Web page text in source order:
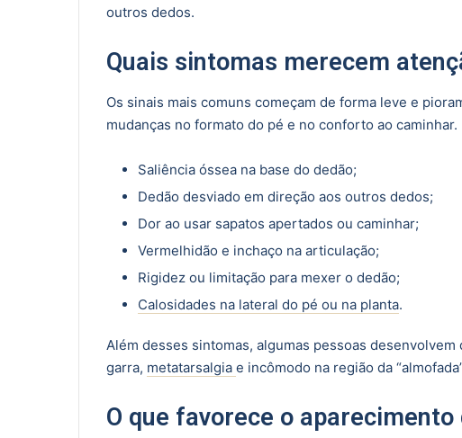
outros dedos.
Quais sintomas merecem
Os sinais mais comuns começam de forma leve e
mudanças no formato do pé e no conforto ao caminhar.
Saliência óssea na base do dedão;
Dedão desviado em direção aos outros dedos;
Dor ao usar sapatos apertados ou caminhar;
Vermelhidão e inchaço na articulação;
Rigidez ou limitação para mexer o dedão;
Calosidades na lateral do pé ou na planta.
Além desses sintomas, algumas pessoas
garra, metatarsalgia e incômodo na região da
O que favorece o aparecimento